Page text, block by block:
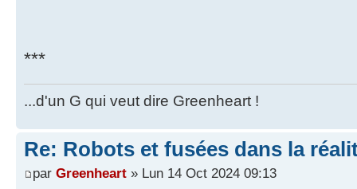
***
...d'un G qui veut dire Greenheart !
Re: Robots et fusées dans la
par Greenheart » Lun 14 Oct 2024 09:13